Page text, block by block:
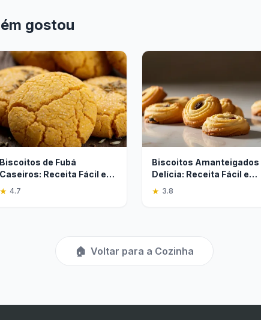
gostou
Biscoitos de Fubá
Caseiros: Receita Fácil e
Tradicional
★ 4.7
Biscoitos Amanteigados
Delícia: Receita Fácil e
Rápida
★ 3.8
🏠 Voltar para a Cozinha